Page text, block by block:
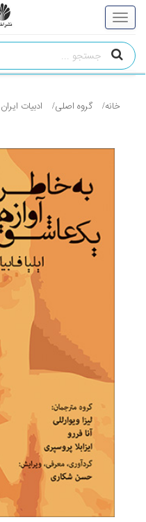
خانه گروه اصلی ادبيات